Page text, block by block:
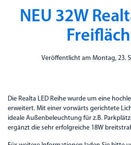
NEU 32W
Veröffentlicht am Montag, 23.
Die Realta LED Reihe wurde um eine
erweitert. Mit einer vorwärts gerichtete
ideale Außenbeleuchtung für z.B.
ergänzt die sehr erfolgreiche 18W